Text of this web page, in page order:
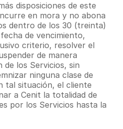
disposiciones de este
en mora y no abona
dentro de los 30 (treinta)
de vencimiento,
criterio, resolver el
de manera
los Servicios, sin
ninguna clase de
tal situación, el cliente
a Cenit la totalidad de
por los Servicios hasta la